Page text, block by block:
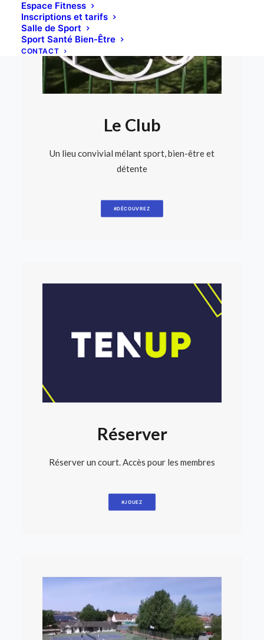
Espace Fitness
Inscriptions et tarifs
Salle de Sport
Sport Santé Bien-Être
CONTACT
Le Club
Un lieu convivial mélant sport, bien-être et
détente
#DÉCOUVREZ
Réserver
Réserver un court. Accès pour les membres
#JOUEZ